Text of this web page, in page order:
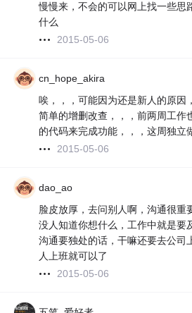
慢慢来，不会的可以网上找一些思
什么
2015-05-06
cn_hope_akira
唉，，，可能因为还是新人的原因
简单的增删改查，，，前两周工作
的代码来完成功能，，，这周独立
2015-05-06
dao_ao
脸皮放厚，去问别人啊，沟通很重
没人知道你想什么，工作中就是要
沟通要独处的话，干嘛还要去公司
人上班就可以了
2015-05-06